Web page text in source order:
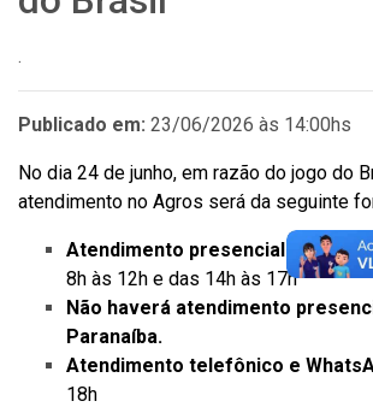
.
Publicado em: 23/06/2026 às 14:00hs
No dia 24 de junho, em razão do jogo do
atendimento no Agros será da seguinte
Atendimento presencial em
8h às 12h e das 14h às 17h
Não haverá atendimento
Paranaíba.
Atendimento telefônico e
18h